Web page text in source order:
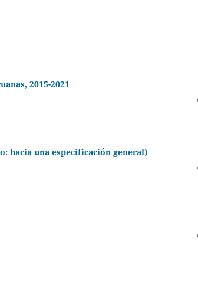
2015-2021
hacia una especificación general)